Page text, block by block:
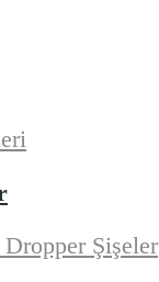
Dropper Şişeler